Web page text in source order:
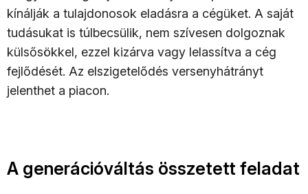
kínálják a tulajdonosok eladásra a cégüket. A saját
tudásukat is túlbecsülik, nem szívesen dolgoznak
külsősökkel, ezzel kizárva vagy lelassítva a cég
fejlődését. Az elszigetelődés versenyhátrányt
jelenthet a piacon.
A generációváltás összetett feladat